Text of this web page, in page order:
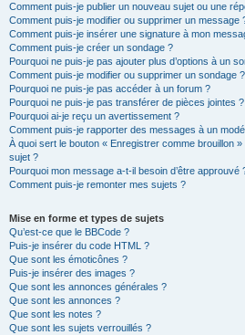
Comment puis-je publier un nouveau sujet ou une
Comment puis-je modifier ou supprimer un message
Comment puis-je insérer une signature à mon
Comment puis-je créer un sondage ?
Pourquoi ne puis-je pas ajouter plus d’options à un
Comment puis-je modifier ou supprimer un sondage ?
Pourquoi ne puis-je pas accéder à un forum ?
Pourquoi ne puis-je pas transférer de pièces jointes ?
Pourquoi ai-je reçu un avertissement ?
Comment puis-je rapporter des messages à un
À quoi sert le bouton « Enregistrer comme brouillon
sujet ?
Pourquoi mon message a-t-il besoin d’être approuvé
Comment puis-je remonter mes sujets ?
Mise en forme et types de sujets
Qu’est-ce que le BBCode ?
Puis-je insérer du code HTML ?
Que sont les émoticônes ?
Puis-je insérer des images ?
Que sont les annonces générales ?
Que sont les annonces ?
Que sont les notes ?
Que sont les sujets verrouillés ?